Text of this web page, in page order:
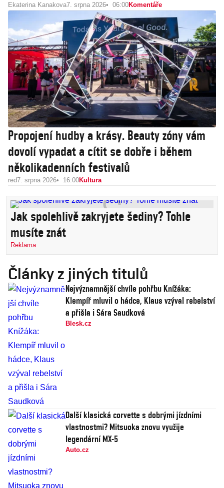
Ekaterina Kanakova7. srpna 2026 06:00Komentáře
Propojení hudby a krásy. Beauty zóny vám
dovolí vypadat a cítit se dobře i během
několikadenních festivalů
red7. srpna 2026 16:00Kultura
Jak spolehlivě zakryjete šediny? Tohle
musíte znát
Reklama
Články z jiných titulů
Nejvýznamnější chvíle pohřbu Knížáka:
Klempíř mluvil o hádce, Klaus vzýval rebelství
a přišla i Sára Saudková
Blesk.cz
Další klasická corvette s dobrými jízdními
vlastnostmi? Mitsuoka znovu využije
legendární MX-5
Auto.cz